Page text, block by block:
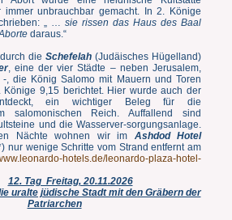
unbrauchbar gemacht. In 2. Könige
„ … sie rissen das Haus des Baal
daraus.“
die Schefelah (Judäisches Hügelland)
, eine der vier Städte – neben Jerusalem,
, die König Salomo mit Mauern und Toren
9,15 berichtet. Hier wurde auch der
ein wichtiger Beleg für die
salomonischen Reich. Auffallend sind
und die Wasserver-sorgungsanlage.
Nächte wohnen wir im Ashdod Hotel
nur wenige Schritte vom Strand entfernt am
hotels.de/leonardo-plaza-hotel-
12. Tag Freitag, 20.11.2026
uralte jüdische Stadt mit den Gräbern der
Patriarchen